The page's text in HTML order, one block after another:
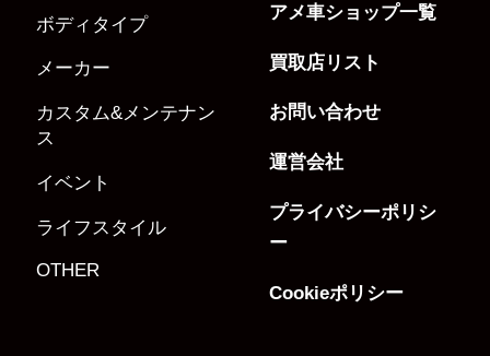
ボディタイプ
メーカー
カスタム&メンテナン
ス
イベント
ライフスタイル
OTHER
アメ車ショップ一覧
買取店リスト
お問い合わせ
運営会社
プライバシーポリシ
ー
Cookieポリシー